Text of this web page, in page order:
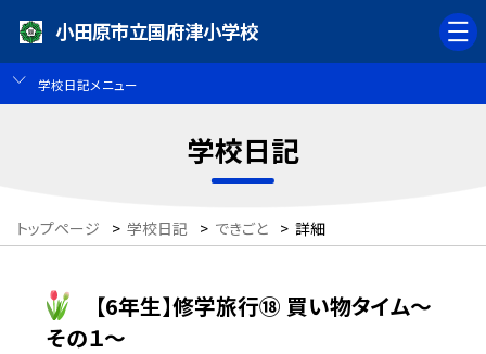
小田原市立国府津小学校
学校日記メニュー
学校日記
トップページ > 学校日記 > できごと > 詳細
【6年生】修学旅行⑱ 買い物タイム〜
その１〜